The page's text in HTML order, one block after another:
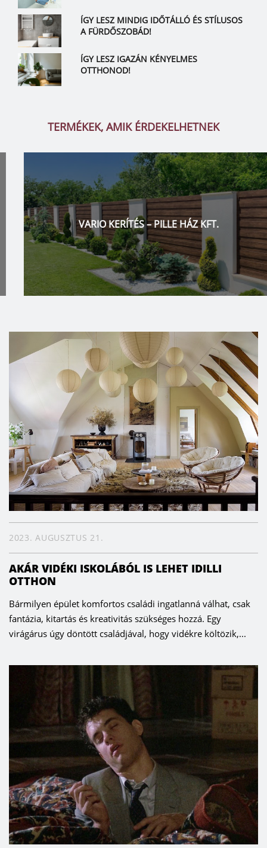
ÍGY LESZ MINDIG IDŐTÁLLÓ ÉS STÍLUSOS
A FÜRDŐSZOBÁD!
ÍGY LESZ IGAZÁN KÉNYELMES
OTTHONOD!
TERMÉKEK, AMIK ÉRDEKELHETNEK
VARIO KERÍTÉS – PILLE HÁZ KFT.
2023. AUGUSZTUS 21.
AKÁR VIDÉKI ISKOLÁBÓL IS LEHET IDILLI
OTTHON
Bármilyen épület komfortos családi ingatlanná válhat, csak
fantázia, kitartás és kreativitás szükséges hozzá. Egy
virágárus úgy döntött családjával, hogy vidékre költözik,...